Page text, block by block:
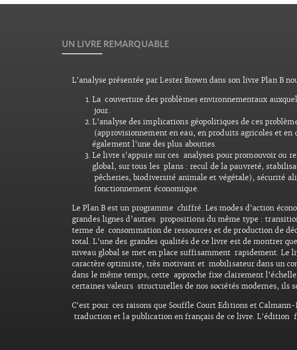
UN LIVRE REMARQUABLE
L'analyse présentée par Lester Brown dans son livre Plan B
La couverture des problèmes environnementaux
jour.
L'analyse des implications géopolitiques de ces
(approvisionnement en eau, en produits agricoles et
également l'une des plus abouties.
Le livre s'appuie sur ces analyses pour promouvoir ou
global, sur tous les plans : recul de la pauvreté,
pêcheries, biodiversité animale et végétale), sécurité
fonctionnement économique.
Le Plan B est un programme chiffré. Les modes d'action
grandes lignes d'autres propositions du même type :
terme de consommation de ressources et de production de
total. L'une des grandes qualités de ce livre est de montrer
niveau global se met en place suffisamment rapidement. Le
caractère optimiste, très motivant et mobilisateur dans un
dans le même temps, cette approche fixe clairement
certaines valeurs structurelles de nos sociétés modernes,
C'est pour ces raisons que Souffle Court Editions et
traduction et la publication en français de ce livre. L'édition